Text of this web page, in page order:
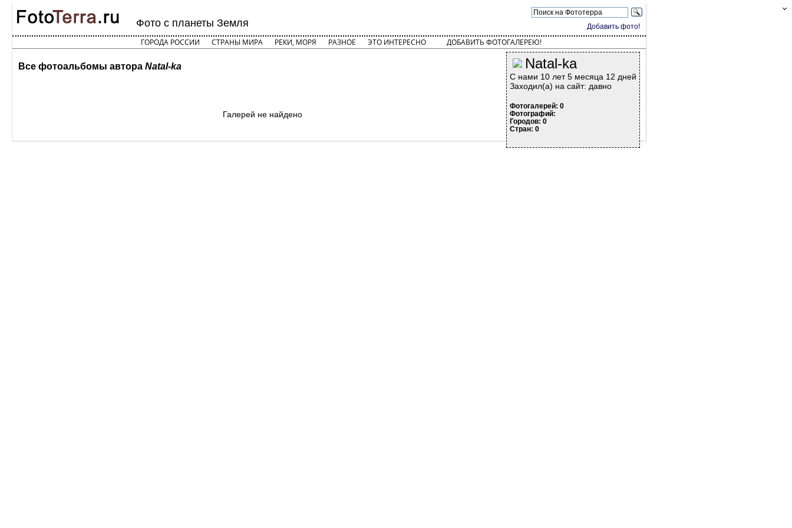
Добавить фото!
Фото с планеты Земля
ГОРОДА РОССИИ СТРАНЫ МИРА РЕКИ, МОРЯ РАЗНОЕ ЭТО ИНТЕРЕСНО ДОБАВИТЬ ФОТОГАЛЕРЕЮ!
Natal-ka
С нами 10 лет 5 месяца 12 дней
Заходил(а) на сайт: давно
Фотогалерей: 0
Фотографий:
Городов: 0
Стран: 0
Все фотоальбомы автора Natal-ka
Галерей не найдено